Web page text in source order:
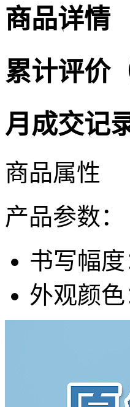
商品详情
累计评价
月成交记
商品属性
产品参数：
书写幅度
外观颜色